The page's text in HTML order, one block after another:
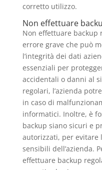
corretto utilizzo.
Non effettuare
Non effettuare backup
errore grave che può
l’integrità dei dati
essenziali per
accidentali o danni al
regolari, l’azienda
in caso di
informatici. Inoltre, è
backup siano sicuri e
autorizzati, per
sensibili dell’azienda.
effettuare backup